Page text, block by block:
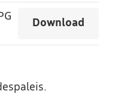
Download